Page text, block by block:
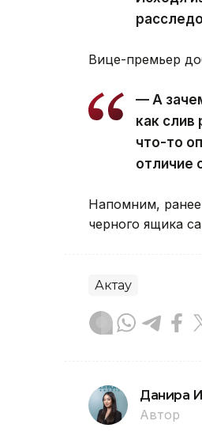
Вице-премьер
— А
как
что-то
отличие
Напомним,
черного ящика
Актау
Данира
Автор